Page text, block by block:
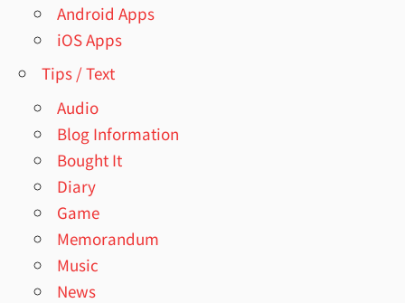
Android Apps
iOS Apps
Tips / Text
Audio
Blog Information
Bought It
Diary
Game
Memorandum
Music
News